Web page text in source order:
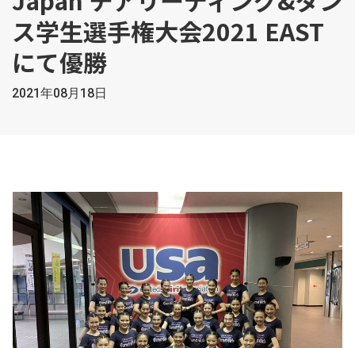
ス学生選手権大会2021 EAST
にて優勝
2021年08月18日